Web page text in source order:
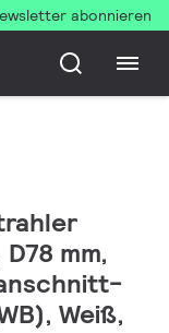
abonnieren
mm,
Weiß,